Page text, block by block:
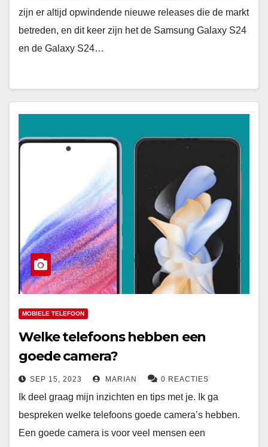
zijn er altijd opwindende nieuwe releases die de markt
betreden, en dit keer zijn het de Samsung Galaxy S24
en de Galaxy S24…
MOBIELE TELEFOON
Welke telefoons hebben een
goede camera?
SEP 15, 2023 MARIAN 0 REACTIES
Ik deel graag mijn inzichten en tips met je. Ik ga
bespreken welke telefoons goede camera’s hebben.
Een goede camera is voor veel mensen een